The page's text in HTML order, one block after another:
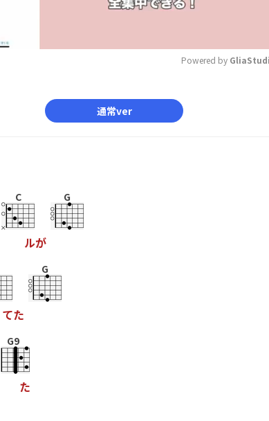
Powered by
通常ver
C
ルが
G
てた
G
G9
た